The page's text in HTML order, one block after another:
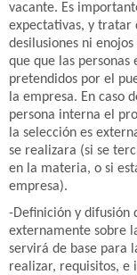
vacante. Es
expectativas, y tratar
desilusiones ni
que que las personas
pretendidos por el
la empresa. En caso
persona interna el
la selección es
se realizara (si se
en la materia, o si
empresa).
-Definición y difusión
externamente sobre
servirá de base para
realizar, requisitos, e